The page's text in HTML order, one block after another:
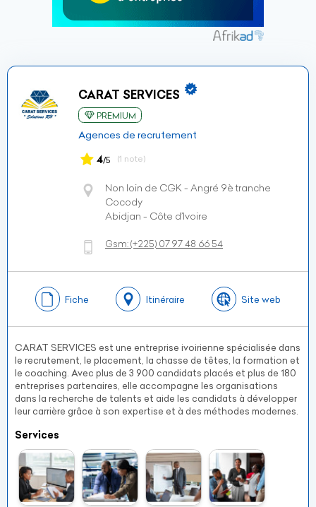
CARAT SERVICES
PREMIUM
Agences de recrutement
4/5 (1 note)
Non loin de CGK - Angré 9è tranche
Cocody
Abidjan - Côte d’Ivoire
Gsm:(+225) 07 97 48 66 54
Fiche Itinéraire Site web
CARAT SERVICES est une entreprise ivoirienne spécialisée dans
le recrutement, le placement, la chasse de têtes, la formation et
le coaching. Avec plus de 3 900 candidats placés et plus de 180
entreprises partenaires, elle accompagne les organisations
dans la recherche de talents et aide les candidats à développer
leur carrière grâce à son expertise et à des méthodes modernes.
Services